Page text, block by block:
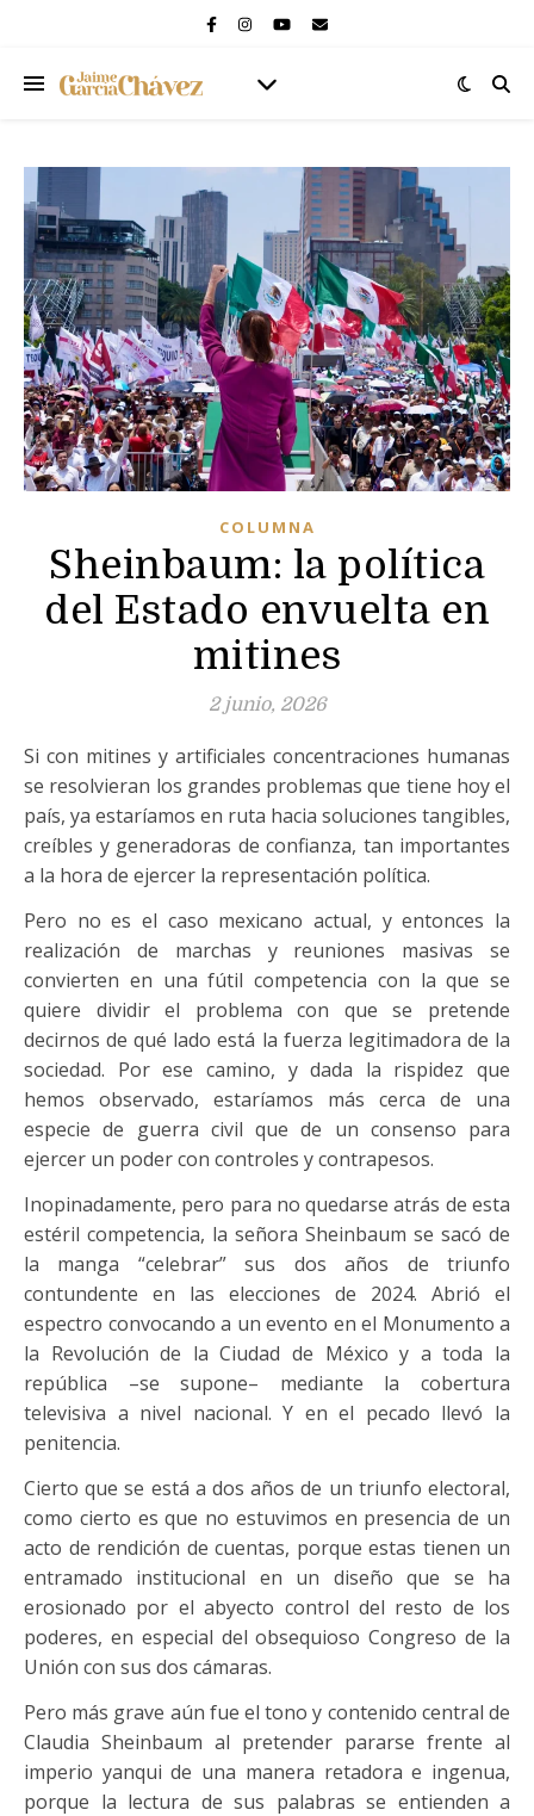
COLUMNA
Sheinbaum: la política
del Estado envuelta en
mitines
2 junio, 2026
Si con mitines y artificiales concentraciones humanas
se resolvieran los grandes problemas que tiene hoy el
país, ya estaríamos en ruta hacia soluciones tangibles,
creíbles y generadoras de confianza, tan importantes
a la hora de ejercer la representación política.
Pero no es el caso mexicano actual, y entonces la
realización de marchas y reuniones masivas se
convierten en una fútil competencia con la que se
quiere dividir el problema con que se pretende
decirnos de qué lado está la fuerza legitimadora de la
sociedad. Por ese camino, y dada la rispidez que
hemos observado, estaríamos más cerca de una
especie de guerra civil que de un consenso para
ejercer un poder con controles y contrapesos.
Inopinadamente, pero para no quedarse atrás de esta
estéril competencia, la señora Sheinbaum se sacó de
la manga “celebrar” sus dos años de triunfo
contundente en las elecciones de 2024. Abrió el
espectro convocando a un evento en el Monumento a
la Revolución de la Ciudad de México y a toda la
república –se supone– mediante la cobertura
televisiva a nivel nacional. Y en el pecado llevó la
penitencia.
Cierto que se está a dos años de un triunfo electoral,
como cierto es que no estuvimos en presencia de un
acto de rendición de cuentas, porque estas tienen un
entramado institucional en un diseño que se ha
erosionado por el abyecto control del resto de los
poderes, en especial del obsequioso Congreso de la
Unión con sus dos cámaras.
Pero más grave aún fue el tono y contenido central de
Claudia Sheinbaum al pretender pararse frente al
imperio yanqui de una manera retadora e ingenua,
porque la lectura de sus palabras se entienden a